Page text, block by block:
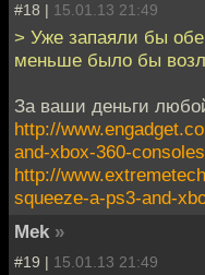
#18 | 15.01.13 21:49
> Уже запаяли бы
меньше было бы
За ваши деньги
http://
and-xbox-360-
http://
squeeze-a-ps3-and-
Mek »
#19 | 15.01.13 21:49